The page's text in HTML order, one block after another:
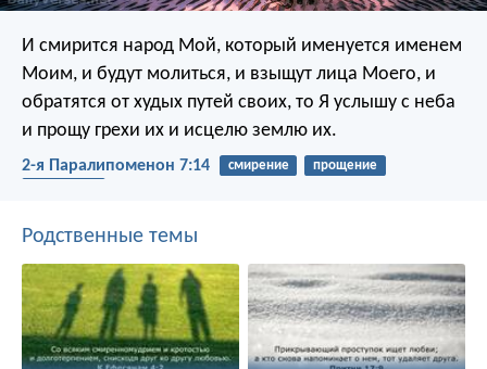
И смирится народ Мой, который именуется именем
Моим, и будут молиться, и взыщут лица Моего, и
обратятся от худых путей своих, то Я услышу с неба
и прощу грехи их и исцелю землю их.
2-я Паралипоменон 7:14 смирение
прощение
Родственные темы